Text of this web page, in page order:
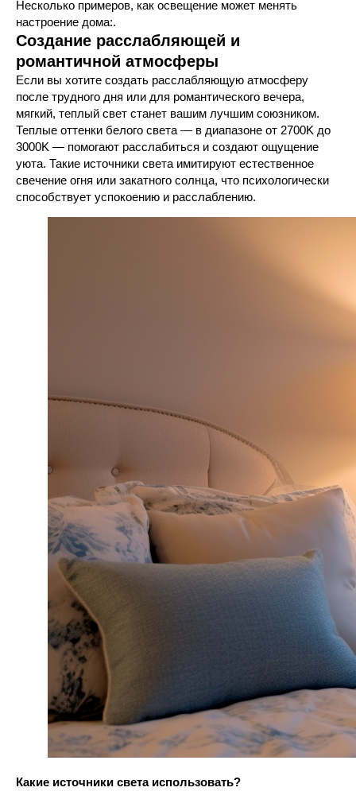
Несколько примеров, как освещение может менять
настроение дома:.
Создание расслабляющей и
романтичной атмосферы
Если вы хотите создать расслабляющую атмосферу
после трудного дня или для романтического вечера,
мягкий, теплый свет станет вашим лучшим союзником.
Теплые оттенки белого света — в диапазоне от 2700K до
3000K — помогают расслабиться и создают ощущение
уюта. Такие источники света имитируют естественное
свечение огня или закатного солнца, что психологически
способствует успокоению и расслаблению.
Какие источники света использовать?